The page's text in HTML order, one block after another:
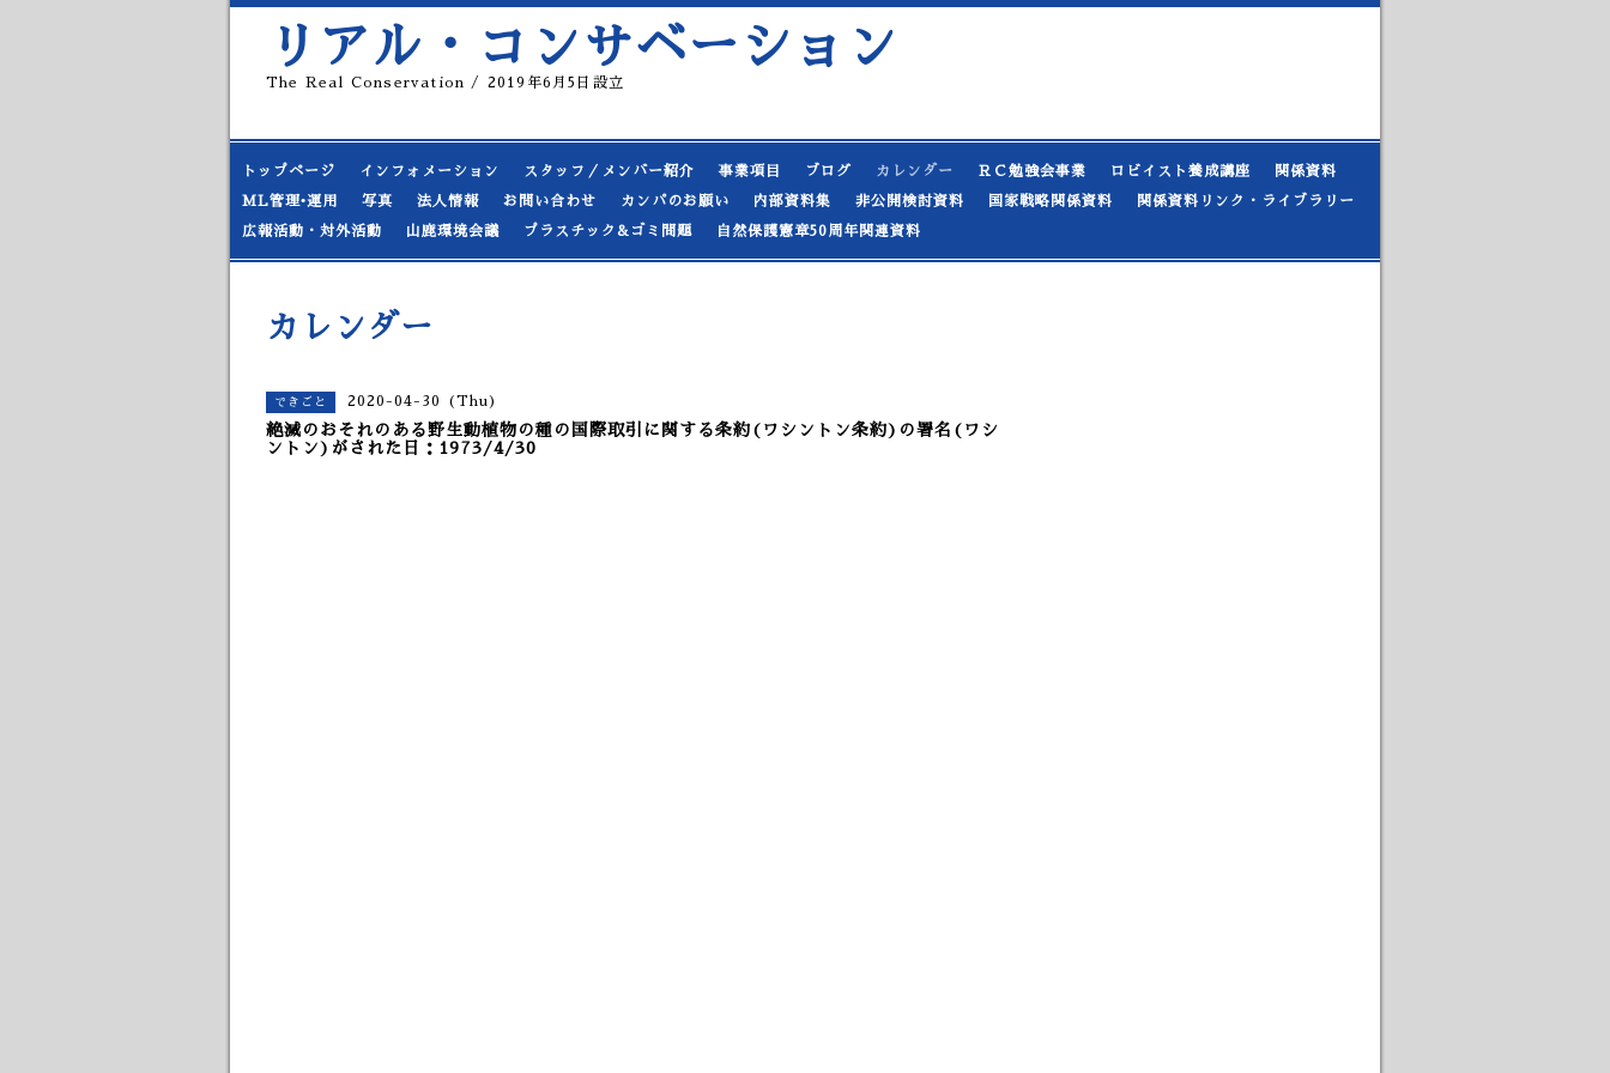
リアル・コンサベーション
The Real Conservation / 2019年6月5日設立
トップページ インフォメーション スタッフ／メンバー紹介 事業項目 ブログ カレンダー ＲＣ勉強会事業 ロビイスト養成講座 関係資料
ML管理•運用 写真 法人情報 お問い合わせ カンパのお願い 内部資料集 非公開検討資料 国家戦略関係資料 関係資料リンク・ライブラリー
広報活動・対外活動 山鹿環境会議 プラスチック&ゴミ問題 自然保護憲章50周年関連資料
カレンダー
できごと 2020-04-30 (Thu)
絶滅のおそれのある野生動植物の種の国際取引に関する条約(ワシントン条約)の署名(ワシ
ントン)がされた日：1973/4/30